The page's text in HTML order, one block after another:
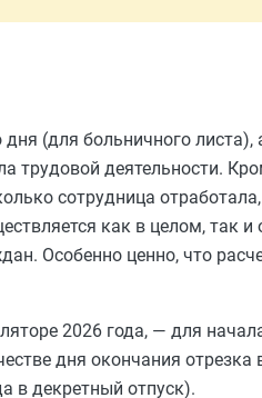
(для больничного листа),
трудовой деятельности.
сотрудница
как в целом, так
Особенно ценно, что
2026 года, — для
дня окончания
в декретный отпуск).